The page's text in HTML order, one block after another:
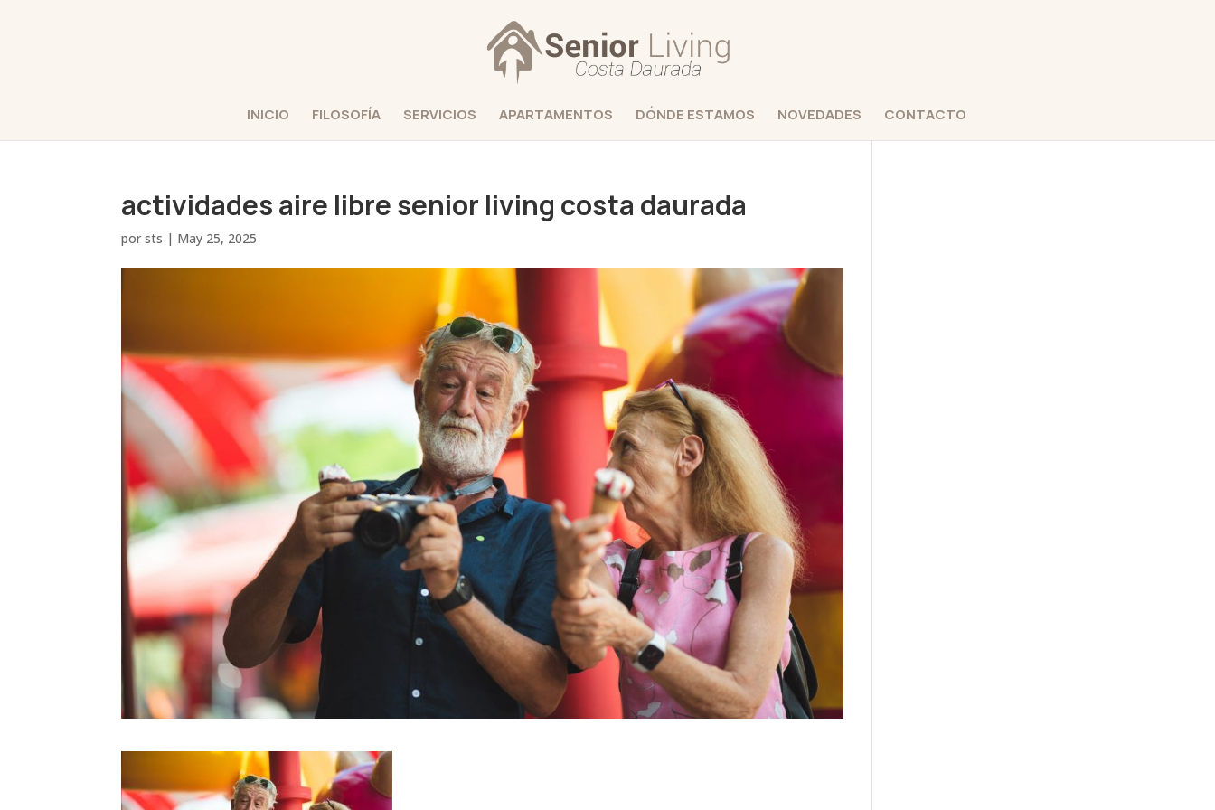
INICIO FILOSOFÍA SERVICIOS APARTAMENTOS DÓNDE ESTAMOS NOVEDADES CONTACTO
actividades aire libre senior living costa daurada
porsts | May 25, 2025